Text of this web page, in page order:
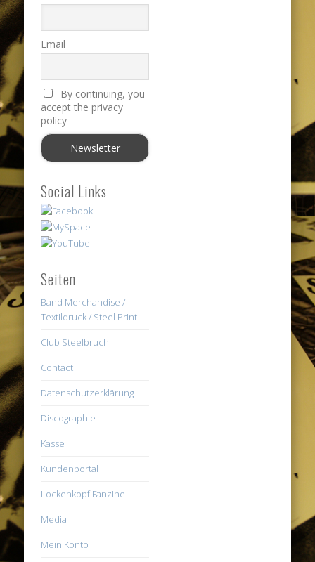
Email
By continuing, you
accept the privacy
policy
Social Links
Seiten
Band Merchandise /
Textildruck / Steel Print
Club Steelbruch
Contact
Datenschutzerklärung
Discographie
Kasse
Kundenportal
Lockenkopf Fanzine
Media
Mein Konto